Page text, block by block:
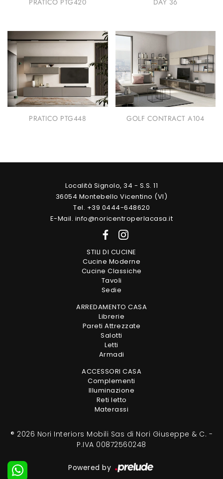
PRATICO PTG420 DAY 36
PRATICO PTG448 GOLF CONTRACT A104
Località Signolo, 34 - S.S. 11
36054 Montebello Vicentino (VI)
Tel. +39 0444-648620
E-Mail. info@noricentroperlacasa.it
STILI DI CUCINE
Cucine Moderne
Cucine Classiche
Tavoli
Sedie
ARREDAMENTO CASA
Librerie
Pareti Attrezzate
Salotti
Letti
Armadi
ACCESSORI CASA
Complementi
Illuminazione
Reti letto
Materassi
® 2026 Nori Interiors Mobili Sas di Nori Giuseppe & C. -
P.IVA 00872560248
Powered by